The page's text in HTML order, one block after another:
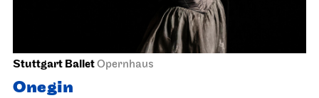
Stuttgart BalletOpernhaus
Onegin